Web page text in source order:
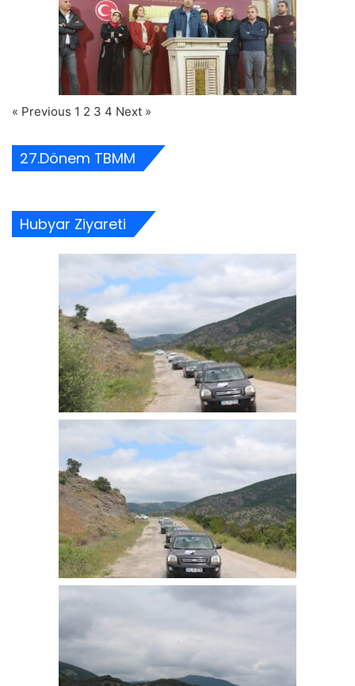
« Previous 1 2 3 4 Next »
27.Dönem TBMM
Hubyar Ziyareti